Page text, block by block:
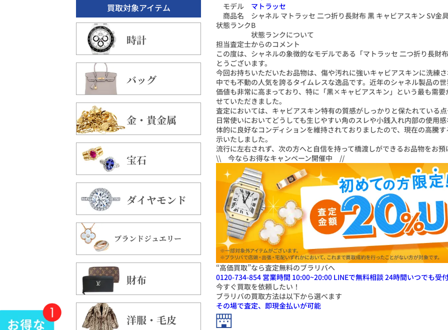
買取対象アイテム
時計
バッグ
金・貴金属
宝石
ダイヤモンド
ブランドジュエリー
財布
洋服・毛皮
モデル
マトラッセ
商品名
シャネル マトラッセ 二つ折り長財布 黒 キャビアスキン SV金
状態ランクB
状態ランクについて
担当査定士からのコメント
この度は、シャネルの象徴的なモデルである「マトラッセ 二つ折り長財
とうございます。
今回お持ちいただいたお品物は、傷や汚れに強いキャビアスキンに洗練
中でも不動の人気を誇るタイムレスな逸品です。近年のシャネル製品の
価値も非常に高まっており、特に「黒×キャビアスキン」という最も需
せていただきました。
査定においては、キャビアスキン特有の質感がしっかりと保たれている
日常使いにおいてどうしても生じやすい角のスレや小銭入れ内部の使用
体的に良好なコンディションを維持されておりましたので、現在の高騰
示いたしました。
流行に左右されず、次の方へと自信を持って橋渡しができるお品物をお
\\ 今ならお得なキャンペーン開催中 //
“高価買取”なら査定無料のブラリバへ
0120-734-854 営業時間 10:00~20:00 LINEで無料相談24時間いつでも受
今すぐ買取を依頼したい！
ブラリバの買取方法は以下から選べます
その場で査定、即現金払いが可能